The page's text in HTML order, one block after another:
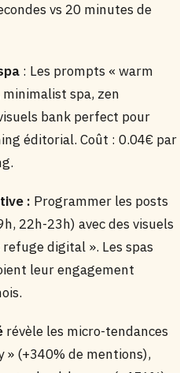
vs 20 minutes de
: Les prompts « warm
spa, zen
bank perfect pour
éditorial. Coût : 0.04€ par
: Programmer les posts
22h-23h) avec des visuels
digital ». Les spas
leur engagement
révèle les micro-tendances
» (+340% de mentions),